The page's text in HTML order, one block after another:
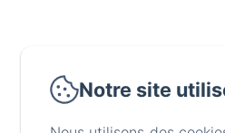
Notre site